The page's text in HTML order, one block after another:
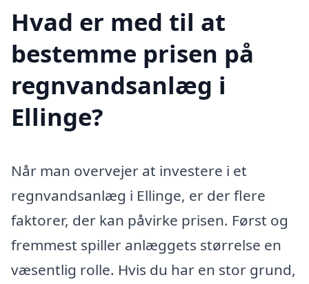
Hvad er med til at
bestemme prisen på
regnvandsanlæg i
Ellinge?
Når man overvejer at investere i et
regnvandsanlæg i Ellinge, er der flere
faktorer, der kan påvirke prisen. Først og
fremmest spiller anlæggets størrelse en
væsentlig rolle. Hvis du har en stor grund,